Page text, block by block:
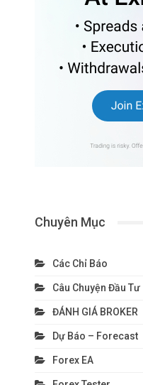
Chuyên Mục
Các Chỉ Báo
Câu Chuyện Đầu Tư
ĐÁNH GIÁ BROKER
Dự Báo – Forecast
Forex EA